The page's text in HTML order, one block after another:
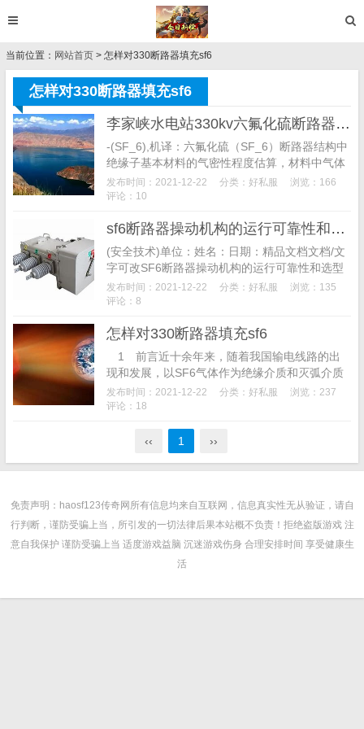
当前位置： 网站首页 > 怎样对330断路器填充sf6
怎样对330断路器填充sf6
李家峡水电站330kv六氟化硫断路器气室sf6气体微水超标原因分析及处理方案
-(SF_6),机译：六氟化硫（SF_6）断路器结构中
绝缘子基本材料的气密性程度估算，材料中气体
渗透性分析和定量方法的调整,--2003ew300kVan
d550kVGasCi...
发布时间：2021-12-22 分类： 好私服
浏览：166
评论：10
sf6断路器操动机构的运行可靠性和选型探讨 doc
(安全技术)单位：姓名：日期：精品文档文档/文
字可改SF6断路器操动机构的运行可靠性和选型
探讨(新版)SF6断路器操动机构的运行可靠性和
选型探讨(新版)1前言近十余年来，随...
发布时间：2021-12-22 分类： 好私服
浏览：135
评论：8
怎样对330断路器填充sf6
1 前言近十余年来，随着我国输电线路的出
现和发展，以SF6气体作为绝缘介质和灭弧介质
的SF6压气式断路器得到了广泛的应用，SF6断
路器的制造也得到快速发展。目前我国72．5kV
发布时间：2021-12-22 分类： 好私服
浏览：237
评论：18
‹‹ 1 ››
免责声明：haosf123传奇网所有信息均来自互联网，信息真实性无从验证，请自
行判断，谨防受骗上当，所引发的一切法律后果本站概不负责！拒绝盗版游戏 注
意自我保护 谨防受骗上当 适度游戏益脑 沉迷游戏伤身 合理安排时间 享受健康生
活